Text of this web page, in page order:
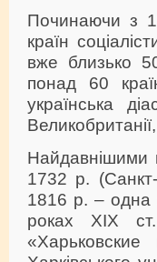
Починаючи з
країн
вже близько
понад 60
українська
Найдавнішими
1732 р.
1816 р. – одна
роках ХIХ